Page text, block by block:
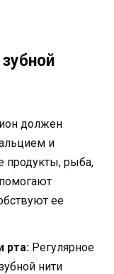
должен
и
продукты, рыба,
ее
рта: Регулярное
нити